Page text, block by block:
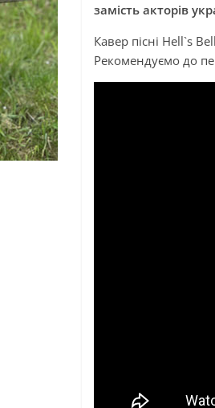
замість акторів
Кавер пісні Hell`s
Рекомендуємо до